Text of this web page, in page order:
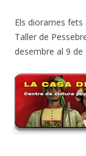
Els diorames fets
Taller de
desembre al 9 de